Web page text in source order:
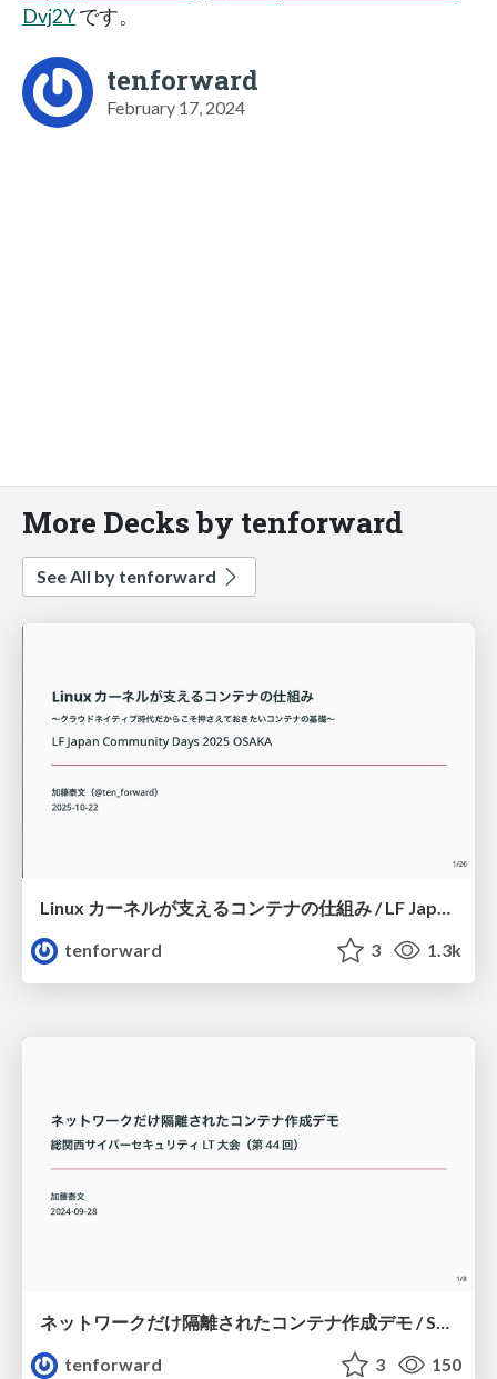
Dvj2Yです。
tenforward
February 17, 2024
More Decks by tenforward
See All by tenforward
Linux カーネルが支えるコンテナの仕組み / LF Japan Community Days 2025 Osaka
tenforward
3 1.3k
tenforward
3 150